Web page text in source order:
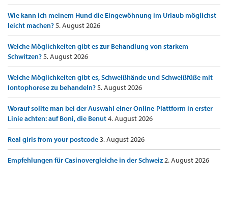
Wie kann ich meinem Hund die Eingewöhnung im Urlaub möglichst
leicht machen?5. August 2026
Welche Möglichkeiten gibt es zur Behandlung von starkem
Schwitzen?5. August 2026
Welche Möglichkeiten gibt es, Schweißhände und Schweißfüße mit
Iontophorese zu behandeln?5. August 2026
Worauf sollte man bei der Auswahl einer Online-Plattform in erster
Linie achten: auf Boni, die Benut4. August 2026
Real girls from your postcode3. August 2026
Empfehlungen für Casinovergleiche in der Schweiz2. August 2026